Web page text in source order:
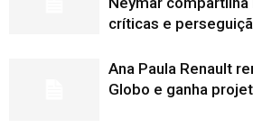
críticas e
Ana Paula Renault
Globo e ganha